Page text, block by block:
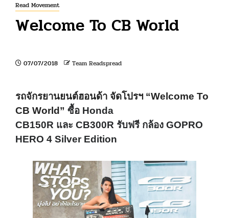
Read Movement
Welcome To CB World
07/07/2018 Team Readspread
รถจักรยานยนต์ฮอนด้า จัดโปรฯ “Welcome To
CB World” ซื้อ Honda
CB150R และ CB300R รับฟรี กล้อง GOPRO
HERO 4 Silver Edition